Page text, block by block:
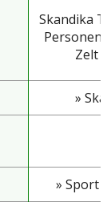
Skandika
Zelt
»
» Sport